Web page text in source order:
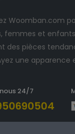
Woomban.com
femmes et
des pièces
une
24/7